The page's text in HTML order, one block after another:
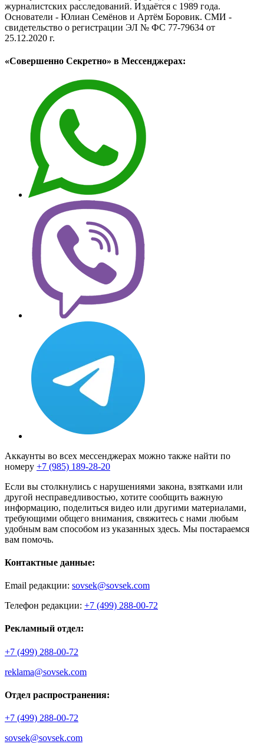
журналистских расследований. Издаётся с 1989 года.
Основатели - Юлиан Семёнов и Артём Боровик. CМИ -
свидетельство о регистрации ЭЛ № ФС 77-79634 от
25.12.2020 г.
«Совершенно Секретно» в Мессенджерах:
Аккаунты во всех мессенджерах можно также найти по
номеру +7 (985) 189-28-20
Если вы столкнулись с нарушениями закона, взятками или
другой несправедливостью, хотите сообщить важную
информацию, поделиться видео или другими материалами,
требующими общего внимания, свяжитесь с нами любым
удобным вам способом из указанных здесь. Мы постараемся
вам помочь.
Контактные данные:
Email редакции: sovsek@sovsek.com
Телефон редакции: +7 (499) 288-00-72
Рекламный отдел:
+7 (499) 288-00-72
reklama@sovsek.com
Отдел распространения:
+7 (499) 288-00-72
sovsek@sovsek.com